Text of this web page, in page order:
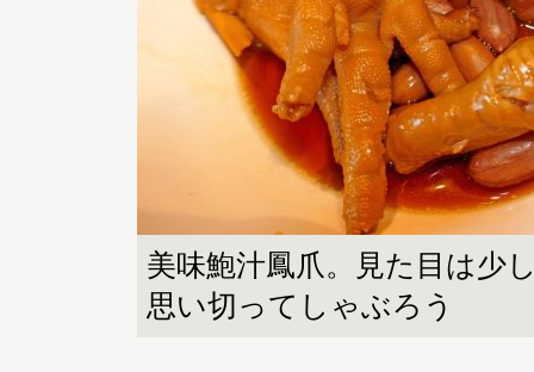
美味鮑汁鳳爪。見た目は少
思い切ってしゃぶろう